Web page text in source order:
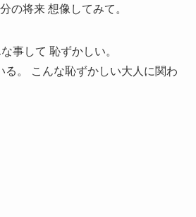
の将来 想像してみて。
事して 恥ずかしい。
る。 こんな恥ずかしい大人に関わ